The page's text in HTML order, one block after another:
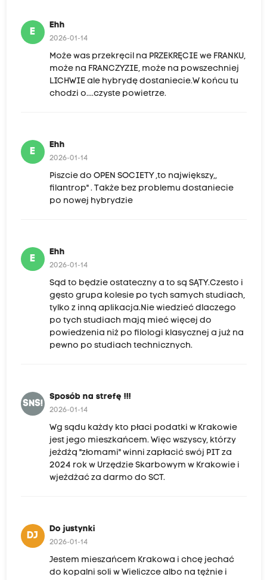
E
Ehh
2026-01-14
Może was przekręcil na PRZEKRĘCIE we FRANKU,
może na FRANCZYZIE, może na powszechniej
LICHWIE ale hybrydę dostaniecie.W końcu tu
chodzi o....czyste powietrze.
E
Ehh
2026-01-14
Piszcie do OPEN SOCIETY ,to największy,,
filantrop" . Także bez problemu dostaniecie
po nowej hybrydzie
E
Ehh
2026-01-14
Sąd to będzie ostateczny a to są SĄTY.Czesto i
gęsto grupa kolesie po tych samych studiach,
tylko z inną aplikacja.Nie wiedzieć dlaczego
po tych studiach mają mieć więcej do
powiedzenia niż po filologi klasycznej a już na
pewno po studiach technicznych.
SNS!
Sposób na strefę !!!
2026-01-14
Wg sądu każdy kto płaci podatki w Krakowie
jest jego mieszkańcem. Więc wszyscy, którzy
jeżdżą "złomami" winni zapłacić swój PIT za
2024 rok w Urzędzie Skarbowym w Krakowie i
wjeżdżać za darmo do SCT.
DJ
Do justynki
2026-01-14
Jestem mieszańcem Krakowa i chcę jechać
do kopalni soli w Wieliczce albo na tężnie i